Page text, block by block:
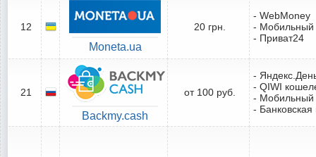
12
Moneta.ua
20 грн.
- WebMoney
- Мобильный
- Приват24
21
Backmy.cash
от 100 руб.
-
- QIWI
- Мобильный
-